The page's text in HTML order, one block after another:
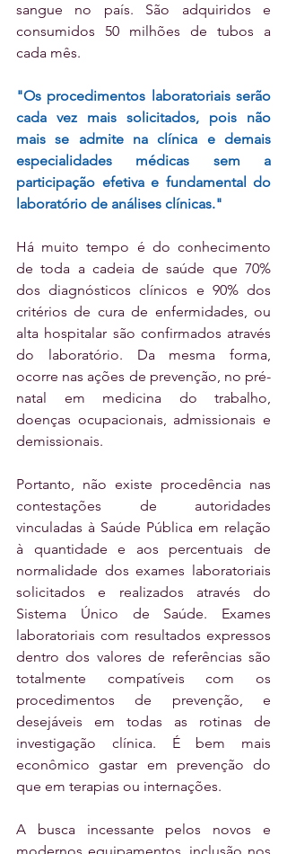
sangue no país. São adquiridos e
consumidos 50 milhões de tubos a
cada mês.
"Os procedimentos laboratoriais serão
cada vez mais solicitados, pois não
mais se admite na clínica e demais
especialidades médicas sem a
participação efetiva e fundamental do
laboratório de análises clínicas."
Há muito tempo é do conhecimento
de toda a cadeia de saúde que 70%
dos diagnósticos clínicos e 90% dos
critérios de cura de enfermidades, ou
alta hospitalar são confirmados através
do laboratório. Da mesma forma,
ocorre nas ações de prevenção, no pré-
natal em medicina do trabalho,
doenças ocupacionais, admissionais e
demissionais.
Portanto, não existe procedência nas
contestações de autoridades
vinculadas à Saúde Pública em relação
à quantidade e aos percentuais de
normalidade dos exames laboratoriais
solicitados e realizados através do
Sistema Único de Saúde. Exames
laboratoriais com resultados expressos
dentro dos valores de referências são
totalmente compatíveis com os
procedimentos de prevenção, e
desejáveis em todas as rotinas de
investigação clínica. É bem mais
econômico gastar em prevenção do
que em terapias ou internações.
A busca incessante pelos novos e